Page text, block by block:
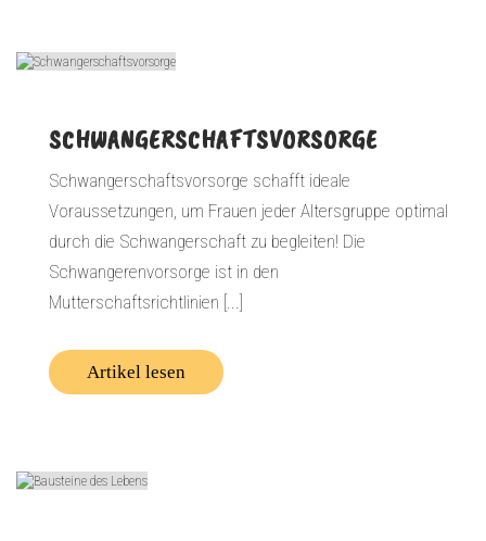
SCHWANGERSCHAFTSVORSORGE
Schwangerschaftsvorsorge schafft ideale
Voraussetzungen, um Frauen jeder Altersgruppe optimal
durch die Schwangerschaft zu begleiten! Die
Schwangerenvorsorge ist in den
Mutterschaftsrichtlinien [...]
Artikel lesen